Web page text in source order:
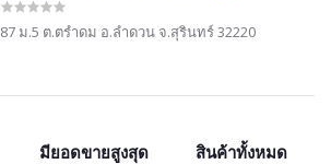
87 ม.5 ต.ตรำดม อ.ลำดวน จ.สุรินทร์ 32220
มียอดขายสูงสุด สินค้าทั้งหมด